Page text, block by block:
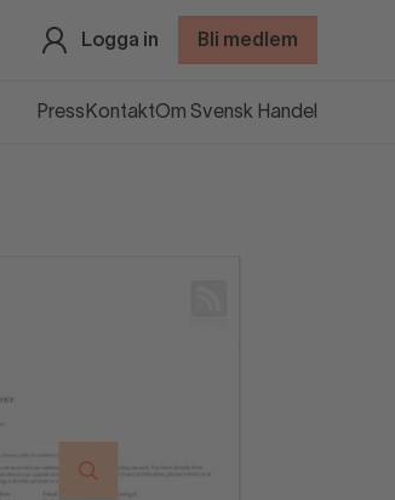
Logga in Bli medlem
Press KontaktOm Svensk Handel